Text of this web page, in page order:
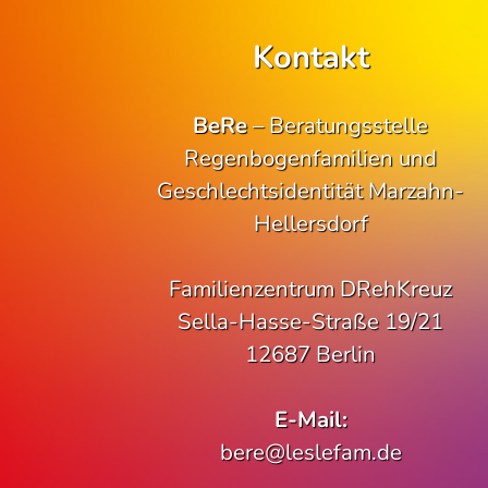
Kontakt
BeRe– Beratungsstelle
Regenbogenfamilien und
Geschlechtsidentität Marzahn-
Hellersdorf
Familienzentrum DRehKreuz
Sella-Hasse-Straße 19/21
12687 Berlin
E-Mail:
bere@leslefam.de